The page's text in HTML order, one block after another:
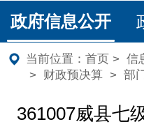
政府信息公开
当前位置： 首页> 信
> 财政预决算> 部
361007威县七